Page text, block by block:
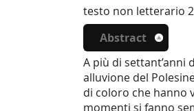
testo non letterario
Abstract
A più di settant’anni
alluvione del
di coloro che hanno
momenti si fanno